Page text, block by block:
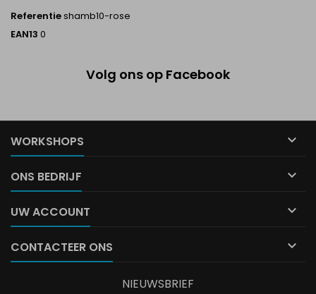
Referentieshamb10-rose
EAN13 0
Volg ons op Facebook
WORKSHOPS 
ONS BEDRIJF 
UW ACCOUNT 
CONTACTEER ONS 
NIEUWSBRIEF